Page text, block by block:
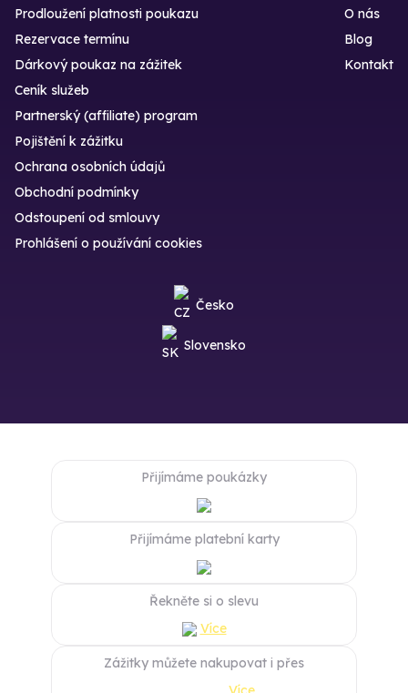
Prodloužení platnosti poukazu
Rezervace termínu
Dárkový poukaz na zážitek
O nás
Blog
Kontakt
Ceník služeb
Partnerský (affiliate) program
Pojištění k zážitku
Ochrana osobních údajů
Obchodní podmínky
Odstoupení od smlouvy
Prohlášení o používání cookies
Česko
Slovensko
Přijímáme poukázky
Přijímáme platební karty
Řekněte si o slevu
Více
Zážitky můžete nakupovat i přes